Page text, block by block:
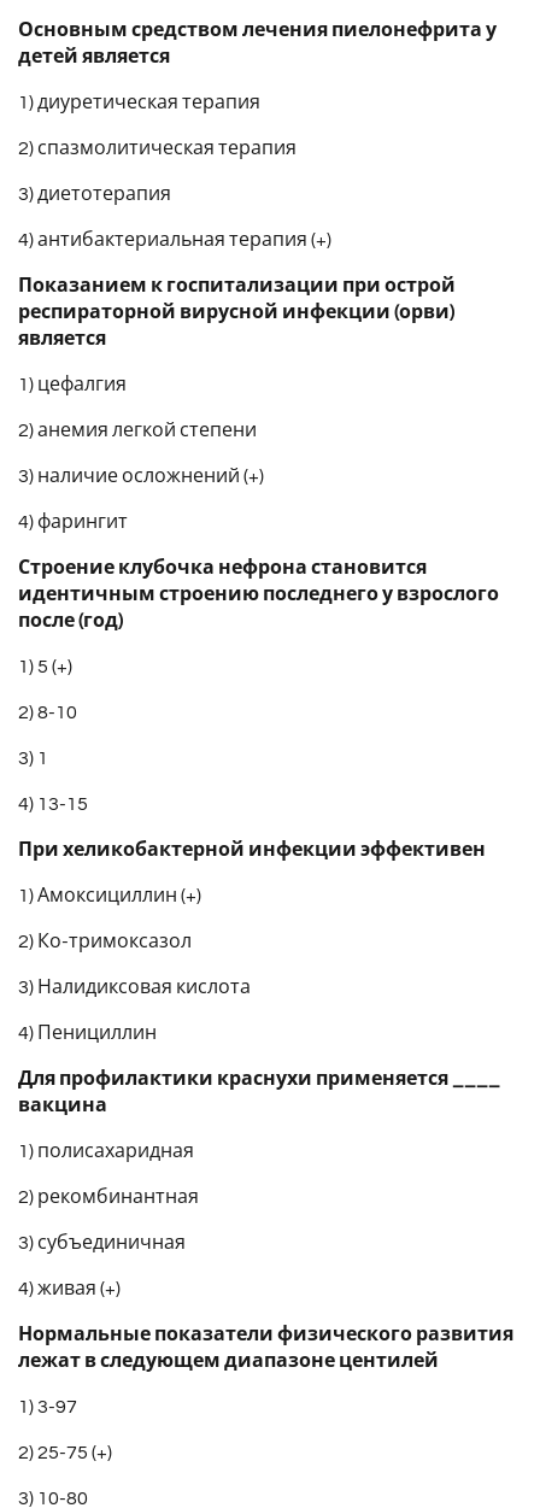
Основным средством лечения пиелонефрита у
детей является
1) диуретическая терапия
2) спазмолитическая терапия
3) диетотерапия
4) антибактериальная терапия (+)
Показанием к госпитализации при острой
респираторной вирусной инфекции (орви)
является
1) цефалгия
2) анемия легкой степени
3) наличие осложнений (+)
4) фарингит
Строение клубочка нефрона становится
идентичным строению последнего у взрослого
после (год)
1) 5 (+)
2) 8-10
3) 1
4) 13-15
При хеликобактерной инфекции эффективен
1) Амоксициллин (+)
2) Ко-тримоксазол
3) Налидиксовая кислота
4) Пенициллин
Для профилактики краснухи применяется ____
вакцина
1) полисахаридная
2) рекомбинантная
3) субъединичная
4) живая (+)
Нормальные показатели физического развития
лежат в следующем диапазоне центилей
1) 3-97
2) 25-75 (+)
3) 10-80